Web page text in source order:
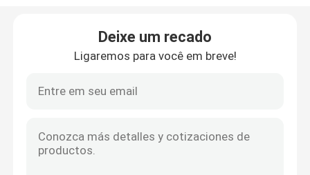
Deixe um recado
Ligaremos para você em breve!